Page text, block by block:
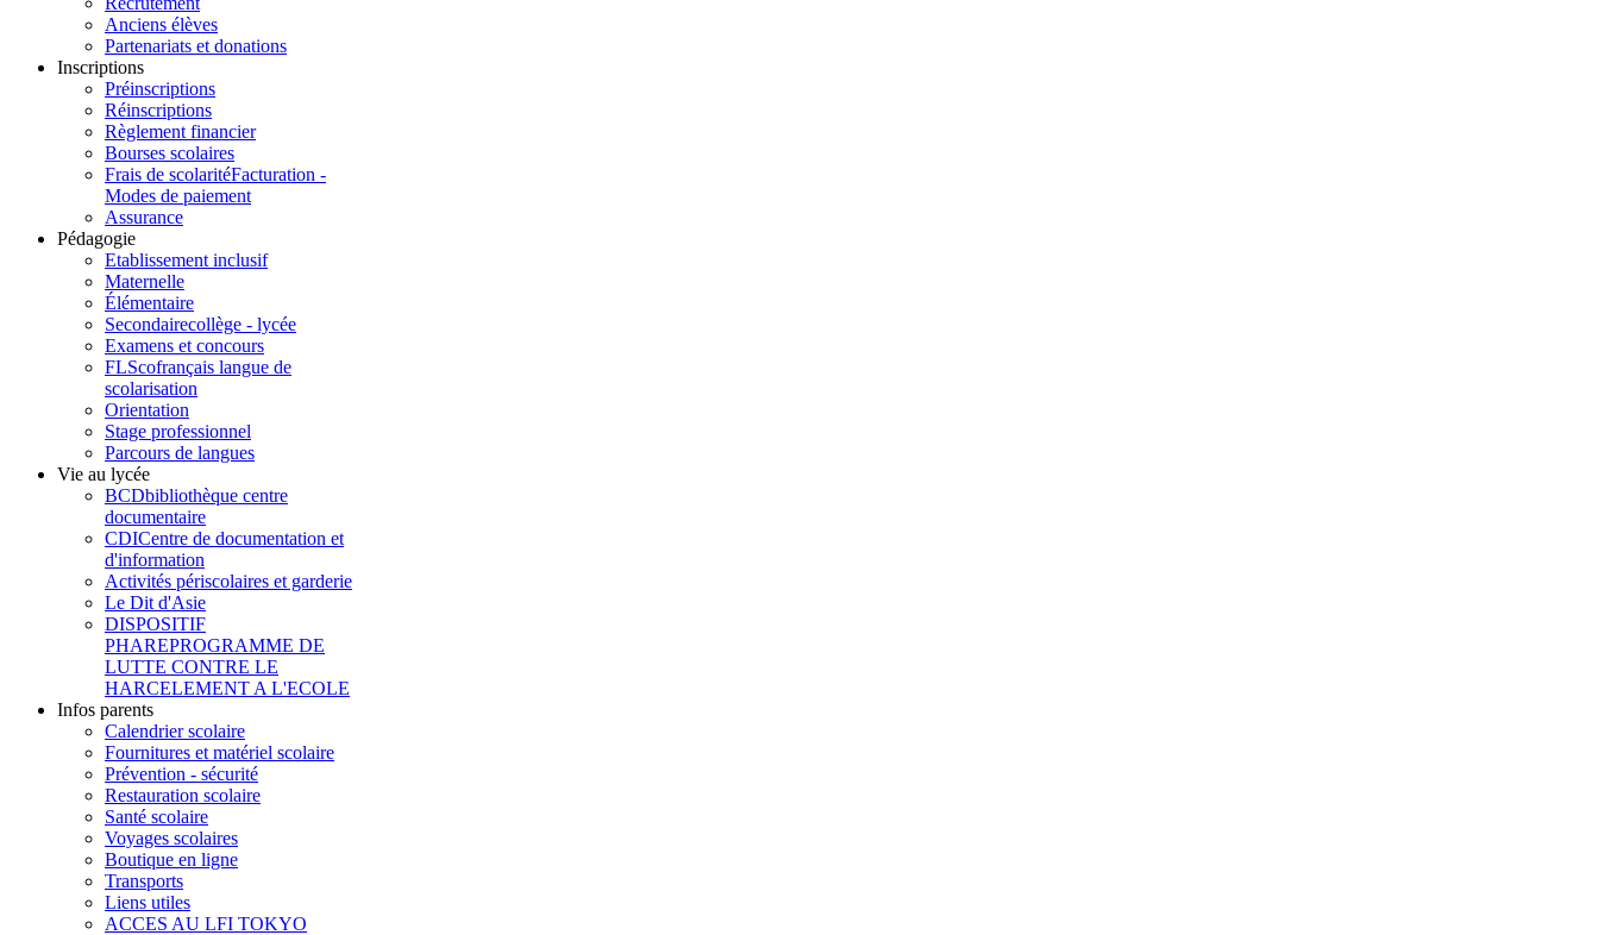
Anciens élèves
Partenariats et donations
Inscriptions
Préinscriptions
Réinscriptions
Règlement financier
Bourses scolaires
Frais de scolaritéFacturation -
Modes de paiement
Assurance
Pédagogie
Etablissement inclusif
Maternelle
Élémentaire
Secondairecollège - lycée
Examens et concours
FLScofrançais langue de
scolarisation
Orientation
Stage professionnel
Parcours de langues
Vie au lycée
BCDbibliothèque centre
documentaire
CDICentre de documentation et
d'information
Activités périscolaires et garderie
Le Dit d'Asie
DISPOSITIF
PHAREPROGRAMME DE
LUTTE CONTRE LE
HARCELEMENT A L'ECOLE
Infos parents
Calendrier scolaire
Fournitures et matériel scolaire
Prévention - sécurité
Restauration scolaire
Santé scolaire
Voyages scolaires
Boutique en ligne
Transports
Liens utiles
ACCES AU LFI TOKYO